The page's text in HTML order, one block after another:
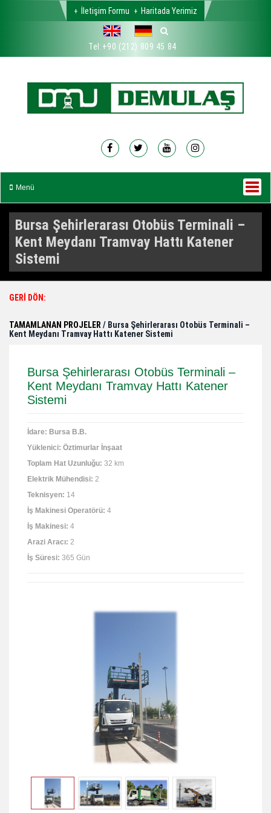
Tel:+90 (212) 809 45 84
İletişim Formu Haritada Yerimiz
Menü
Bursa Şehirlerarası Otobüs Terminali –
Kent Meydanı Tramvay Hattı Katener
Sistemi
GERİ DÖN:
TAMAMLANAN PROJELER / Bursa Şehirlerarası Otobüs Terminali –
Kent Meydanı Tramvay Hattı Katener Sistemi
Bursa Şehirlerarası Otobüs Terminali –
Kent Meydanı Tramvay Hattı Katener
Sistemi
İdare: Bursa B.B.
Yüklenici: Öztimurlar İnşaat
Toplam Hat Uzunluğu: 32 km
Elektrik Mühendisi: 2
Teknisyen: 14
İş Makinesi Operatörü: 4
İş Makinesi: 4
Arazi Aracı: 2
İş Süresi: 365 Gün